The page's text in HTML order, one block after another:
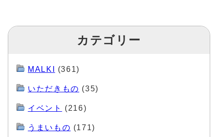
カテゴリー
MALKI (361)
いただきもの (35)
イベント (216)
うまいもの (171)